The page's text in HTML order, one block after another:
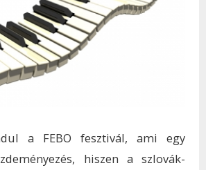
a FEBO fesztivál, ami egy
hiszen a szlovák-